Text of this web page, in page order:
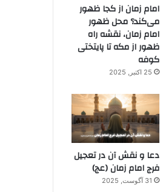
امام زمان از کجا ظهور
می‌کند؟ محل ظهور
امام زمان، نقشه راه
ظهور از مکه تا پایتختی
کوفه
25 اکتبر, 2025
دعا و نقش آن در تعجیل
فرج امام زمان (عج)
31 آگوست, 2025